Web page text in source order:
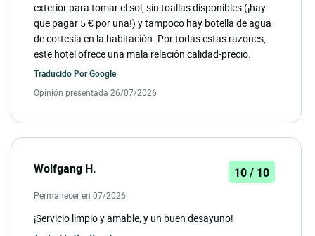
exterior para tomar el sol, sin toallas disponibles (¡hay
que pagar 5 € por una!) y tampoco hay botella de agua
de cortesía en la habitación. Por todas estas razones,
este hotel ofrece una mala relación calidad-precio.
Traducido PorGoogle
Opinión presentada 26/07/2026
Wolfgang H. 10 / 10
Permanecer en 07/2026
¡Servicio limpio y amable, y un buen desayuno!